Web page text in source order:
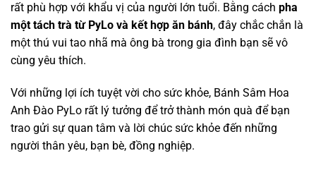
rất phù hợp với khẩu vị của người lớn tuổi. Bằng cách pha
một tách trà từ PyLo và kết hợp ăn bánh, đây chắc chắn là
một thú vui tao nhã mà ông bà trong gia đình bạn sẽ vô
cùng yêu thích.
Với những lợi ích tuyệt vời cho sức khỏe, Bánh Sâm Hoa
Anh Đào PyLo rất lý tưởng để trở thành món quà để bạn
trao gửi sự quan tâm và lời chúc sức khỏe đến những
người thân yêu, bạn bè, đồng nghiệp.